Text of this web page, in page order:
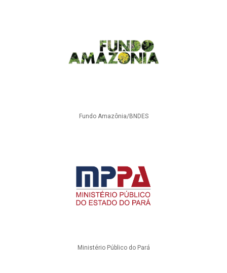
Fundo Amazônia/BNDES
Ministério Público do Pará